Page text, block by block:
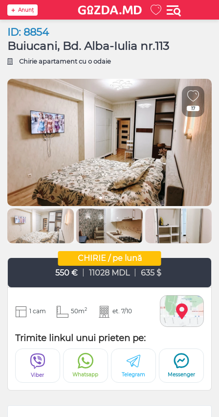
Anunţ
ID: 8854
Buiucani, Bd. Alba-Iulia nr.113
Chirie apartament cu o odaie
17
CHIRIE / pe lună
550 €
11028 MDL 635 $
1 cam 50m2 et. 7/10
Trimite linkul unui prieten pe:
Viber Whatsapp Telegram Messenger